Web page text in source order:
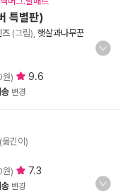
특별판)
즈 (그림), 햇살과나무꾼
) 9.6
변경
(옮긴이)
) 7.3
변경